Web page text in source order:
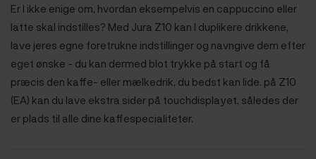
Er I ikke enige om, hvordan eksempelvis en cappuccino eller
latte skal indstilles? Med Jura Z10 kan I duplikere drikkene,
lave jeres egne foretrukne indstillinger og navngive dem efter
eget ønske - du kan dermed blot trykke på start og få
præcis den kaffe- eller mælkedrik, du bedst kan lide. på Z10
(EA) kan du lave ekstra sider på touchdisplayet, således der
er plads til alle dine kaffespecialiteter.